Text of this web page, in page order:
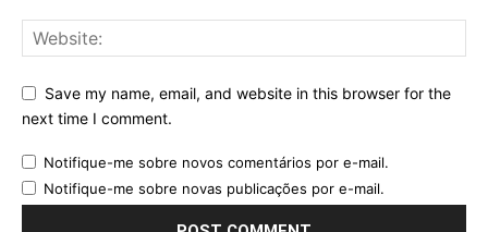
Save my name, email, and website in this browser for the
next time I comment.
Notifique-me sobre novos comentários por e-mail.
Notifique-me sobre novas publicações por e-mail.